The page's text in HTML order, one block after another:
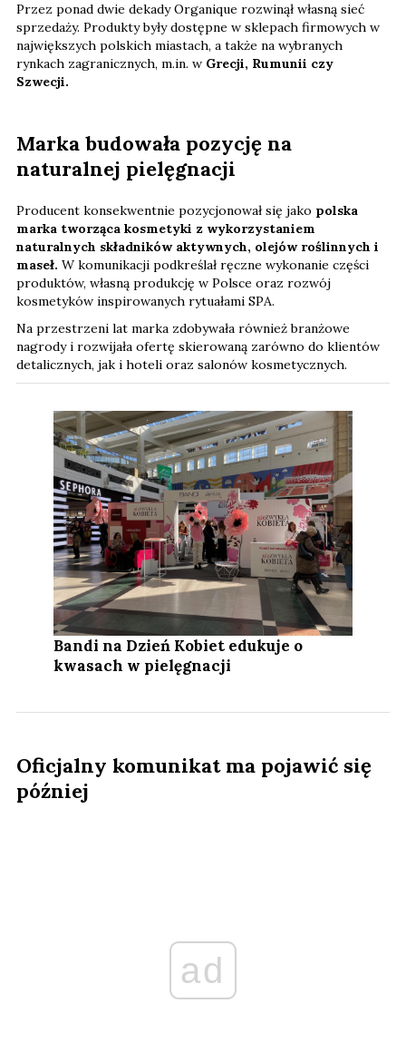
Przez ponad dwie dekady Organique rozwinął własną sieć
sprzedaży. Produkty były dostępne w sklepach firmowych w
największych polskich miastach, a także na wybranych
rynkach zagranicznych, m.in. w Grecji, Rumunii czy
Szwecji.
Marka budowała pozycję na
naturalnej pielęgnacji
Producent konsekwentnie pozycjonował się jako polska
marka tworząca kosmetyki z wykorzystaniem
naturalnych składników aktywnych, olejów roślinnych i
maseł. W komunikacji podkreślał ręczne wykonanie części
produktów, własną produkcję w Polsce oraz rozwój
kosmetyków inspirowanych rytuałami SPA.
Na przestrzeni lat marka zdobywała również branżowe
nagrody i rozwijała ofertę skierowaną zarówno do klientów
detalicznych, jak i hoteli oraz salonów kosmetycznych.
Bandi na Dzień Kobiet edukuje o
kwasach w pielęgnacji
Oficjalny komunikat ma pojawić się
później
ad